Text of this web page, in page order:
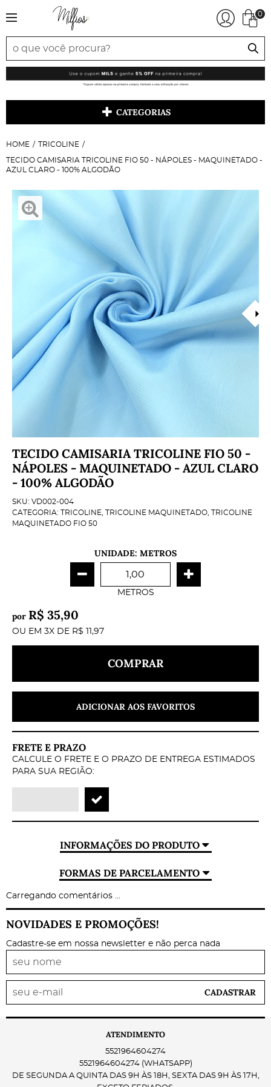
0
CATEGORIAS
HOME TRICOLINE
TECIDO CAMISARIA TRICOLINE FIO 50 - NÁPOLES - MAQUINETADO -
AZUL CLARO - 100% ALGODÃO
TECIDO CAMISARIA TRICOLINE FIO 50 -
NÁPOLES - MAQUINETADO - AZUL CLARO
- 100% ALGODÃO
SKU: VD002-004
CATEGORIA: TRICOLINE TRICOLINE MAQUINETADO TRICOLINE
MAQUINETADO FIO 50
UNIDADE: METROS
METROS
por R$ 35,90
OU EM 3X DE R$ 11,97
COMPRAR
ADICIONAR AOS FAVORITOS
FRETE E PRAZO
CALCULE O FRETE E O PRAZO DE ENTREGA ESTIMADOS
PARA SUA REGIÃO:
INFORMAÇÕES DO PRODUTO
FORMAS DE PARCELAMENTO
Carregando comentários ...
NOVIDADES E PROMOÇÕES!
Cadastre-se em nossa newsletter e não perca nada
CADASTRAR
ATENDIMENTO
5521964604274
5521964604274 (WHATSAPP)
DE SEGUNDA A QUINTA DAS 9H ÀS 18H, SEXTA DAS 9H ÀS 17H,